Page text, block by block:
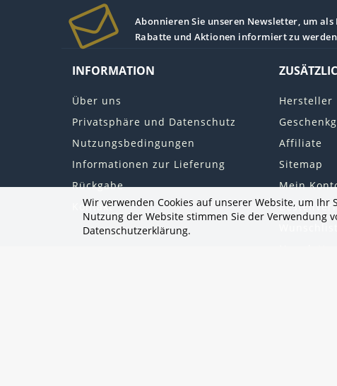
Abonnieren Sie unseren Newsletter, um als
Rabatte und Aktionen informiert zu
INFORMATION
Über uns
Privatsphäre und Datenschutz
Nutzungsbedingungen
Informationen zur Lieferung
Rückgabe
Kontakt
Hersteller
Affiliate
Sitemap
Mein
Wir verwenden Cookies auf unserer Website, um
Nutzung der Website stimmen Sie der Verwendung
Datenschutzerklärung.